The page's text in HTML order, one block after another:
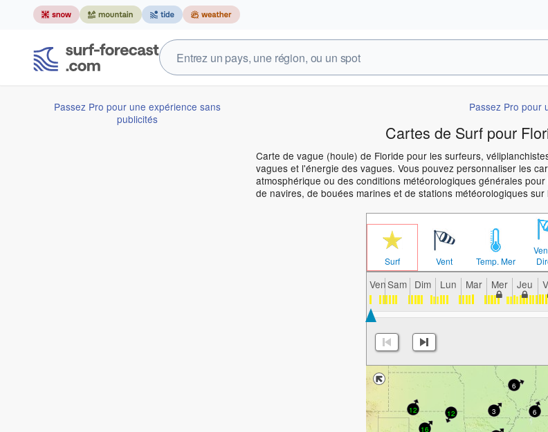
Passez Pro pour une expérience sans
publicités
Passez Pro pour
Cartes de Surf pour
Carte de vague (houle) de Floride pour les surfeurs,
vagues et l'énergie des vagues. Vous pouvez personnaliser les
atmosphérique ou des conditions météorologiques générales
de navires, de bouées marines et de stations météorologiques
Surf Vent Temp. Mer
VenSam Dim Lun Mar Mer Jeu
12
6
6
12 3
16